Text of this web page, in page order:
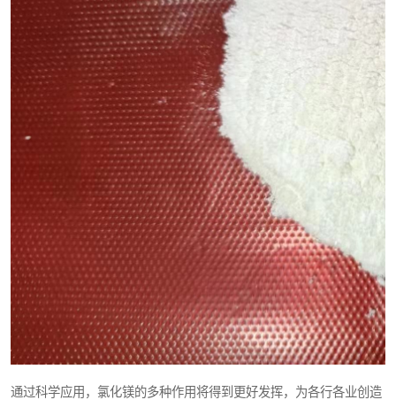
通过科学应用，氯化镁的多种作用将得到更好发挥，为各行各业创造